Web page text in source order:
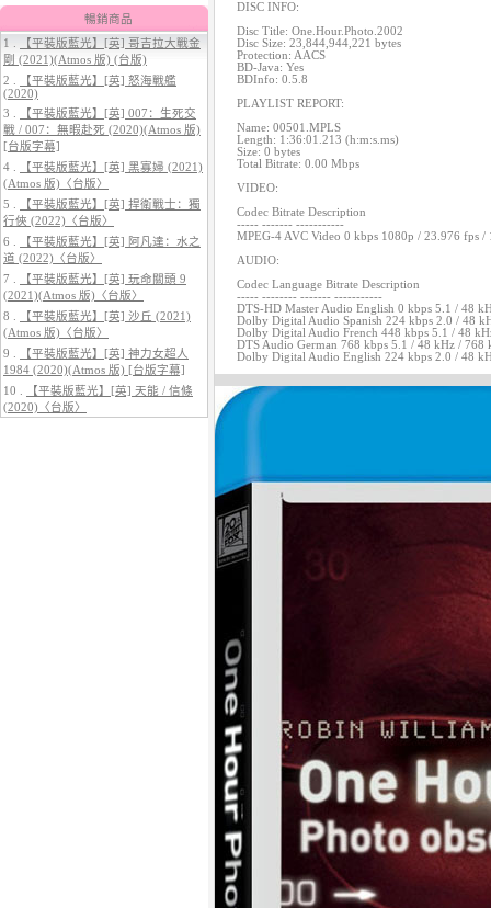
4.【平裝版藍光】[英] 穿著PRADA
的惡魔 2 (2026)
【平裝版藍光】[英] 阿凡達3：火
與燼 (2025)(Atmos 版)〈台版〉
暢銷商品
1 .
【平裝版藍光】[英] 哥吉拉大戰金
剛 (2021)(Atmos 版) (台版)
2 .
【平裝版藍光】[英] 怒海戰艦
(2020)
3 .
【平裝版藍光】[英] 007：生死交
戰 / 007：無暇赴死 (2020)(Atmos 版)
[台版字幕]
4 .
【平裝版藍光】[英] 黑寡婦 (2021)
(Atmos 版)〈台版〉
5 .
【平裝版藍光】[英] 捍衛戰士：獨
行俠 (2022)〈台版〉
6 .
【平裝版藍光】[英] 阿凡達：水之
道 (2022)〈台版〉
7 .
【平裝版藍光】[英] 玩命關頭 9
(2021)(Atmos 版)〈台版〉
8 .
【平裝版藍光】[英] 沙丘 (2021)
(Atmos 版)〈台版〉
9 .
【平裝版藍光】[英] 神力女超人
1984 (2020)(Atmos 版) [台版字幕]
10 .
【平裝版藍光】[英] 天能 / 信條
(2020)〈台版〉
DISC INFO:
Disc Title: One.Hour.Photo.2002
Disc Size: 23,844,944,221 bytes
Protection: AACS
BD-Java: Yes
BDInfo: 0.5.8
PLAYLIST REPORT:
Name: 00501.MPLS
Length: 1:36:01.213 (h:m:s.ms)
Size: 0 bytes
Total Bitrate: 0.00 Mbps
VIDEO:
Codec Bitrate Description
----- ------- -----------
MPEG-4 AVC Video 0 kbps 1080p / 23.976 fps
AUDIO:
Codec Language Bitrate Description
----- -------- ------- -----------
DTS-HD Master Audio English 0 kbps 5.1 / 48
Dolby Digital Audio Spanish 224 kbps 2.0 / 48
Dolby Digital Audio French 448 kbps 5.1 / 48
DTS Audio German 768 kbps 5.1 / 48 kHz / 768
Dolby Digital Audio English 224 kbps 2.0 / 48